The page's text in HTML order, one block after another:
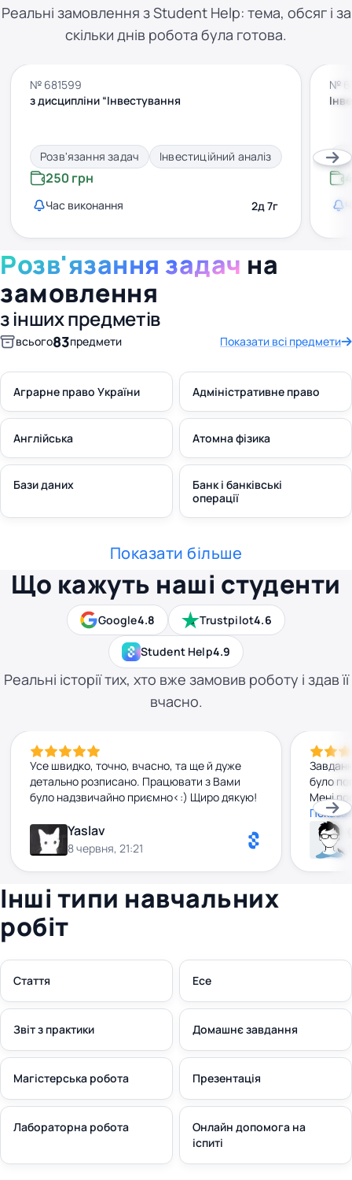
Реальні замовлення з Student Help: тема, обсяг і за
скільки днів робота була готова.
№ 681599
з дисципліни “Інвестування
Розв'язання задач Інвестиційний аналіз
250 грн
Час виконання 2д 7г
№
Розв'язання задач на
замовлення
з інших предметів
всього83предмети Показати всі предмети
Аграрне право України Адміністративне право
Англійська Атомна фізика
Бази даних
Банк і банківські
операції
Показати більше
Google4.8 Trustpilot4.6
Student Help4.9
Що кажуть наші студенти
Реальні історії тих, хто вже замовив роботу і здав її
вчасно.
Усе швидко, точно, вчасно, та ще й дуже
детально розписано. Працювати з Вами
було надзвичайно приємно<:) Щиро дякую!
Yaslav
8 червня, 21:21
було
Мені
Інші типи навчальних
робіт
Стаття Есе
Звіт з практики Домашнє завдання
Магістерська робота Презентація
Лабораторна робота
Онлайн допомога на
іспиті